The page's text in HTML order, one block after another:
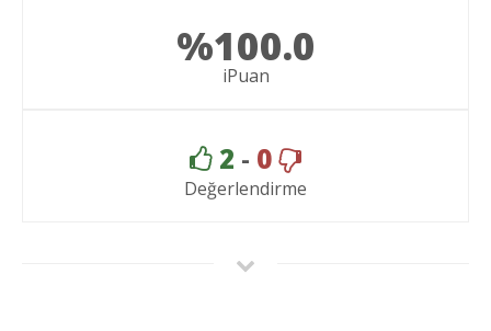
%100.0
iPuan
2 - 0
Değerlendirme